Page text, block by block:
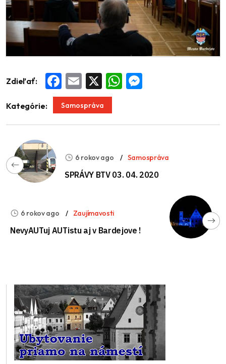
Zdieľať: Facebook
Email WhatsApp
Kategórie: Samospráva
6 rokov ago Samospráva
SPRÁVY BTV 03. 04. 2020
6 rokov ago Zaujímavosti
NevyAUTuj AUTistu aj v Bardejove !